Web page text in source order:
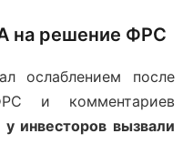
на решение ФРС
ослаблением после
и комментариев
у инвесторов вызвали